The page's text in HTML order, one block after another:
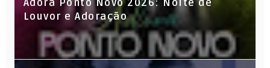
Adora Ponto Novo 2026: Noite de
Louvor e Adoração